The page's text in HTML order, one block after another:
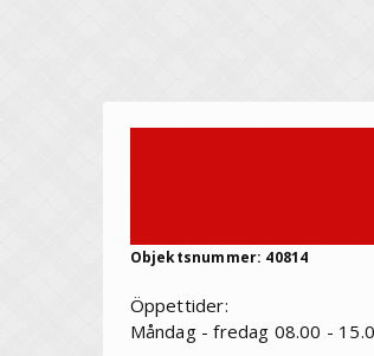
Objektsnummer: 40814
Öppettider:
Måndag - fredag 08.00 -